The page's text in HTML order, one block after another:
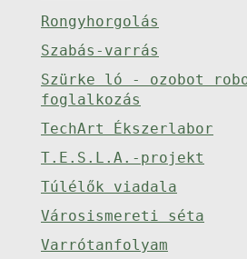
Rongyhorgolás
Szabás-varrás
Szürke ló - ozobot
foglalkozás
TechArt Ékszerlabor
T.E.S.L.A.-projekt
Túlélők viadala
Városismereti séta
Varrótanfolyam